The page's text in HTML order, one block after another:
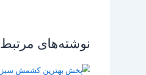
نوشته‌های مرتبط